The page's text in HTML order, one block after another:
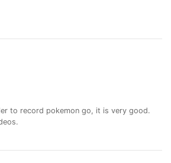
to record pokemon go, it is very good.